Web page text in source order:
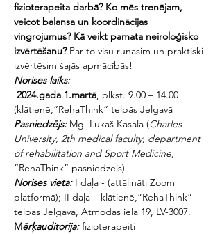
fizioterapeita darbā? Ko mēs trenējam,
veicot balansa un koordinācijas
vingrojumus? Kā veikt pamata neiroloģisko
izvērtēšanu? Par to visu runāsim un praktiski
izvērtēsim šajās apmācībās!
Norises laiks:
2024.gada 1.martā, plkst. 9.00 – 14.00
(klātienē,”RehaThink” telpās Jelgavā
Pasniedzējs: Mg. Lukaš Kasala (Charles
University, 2th medical faculty, department
of rehabilitation and Sport Medicine,
“RehaThink” pasniedzējs)
Norises vieta: I daļa - (attālināti Zoom
platformā); II daļa – klātienē,”RehaThink”
telpās Jelgavā, Atmodas iela 19, LV-3007.
Mērķauditorija: fizioterapeiti